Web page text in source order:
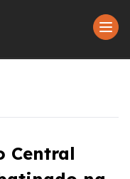
Central